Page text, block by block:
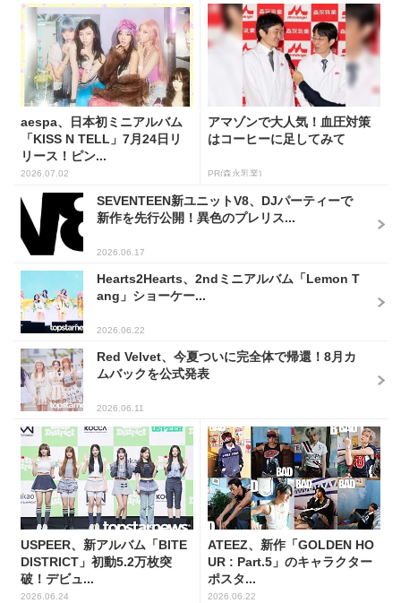
aespa、日本初ミニアルバム
「KISS N TELL」7月24日リ
リース！ピン...
2026.07.02
アマゾンで大人気！血圧対策
はコーヒーに足してみて
PR(森永乳業)
SEVENTEEN新ユニットV8、DJパーティーで
新作を先行公開！異色のプレリス...
2026.06.17
Hearts2Hearts、2ndミニアルバム「Lemon T
ang」ショーケー...
2026.06.22
Red Velvet、今夏ついに完全体で帰還！8月カ
ムバックを公式発表
2026.06.11
USPEER、新アルバム「BITE
DISTRICT」初動5.2万枚突
破！デビュ...
2026.06.24
ATEEZ、新作「GOLDEN HO
UR : Part.5」のキャラクター
ポスタ...
2026.06.22